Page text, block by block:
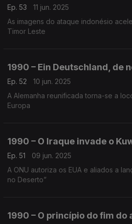
Ep. 53
11 jun. 2025
As imagens do ataque indonésio
Timor Leste
1990 – Ein Deutschland, de
Ep. 52
10 jun. 2025
A Alemanha reunificada torna-se a
Europa
1990 – O Iraque invade o
Ep. 51
09 jun. 2025
A ONU autoriza os EUA e aliados a
no Deserto”
1990 – O princípio do fim do